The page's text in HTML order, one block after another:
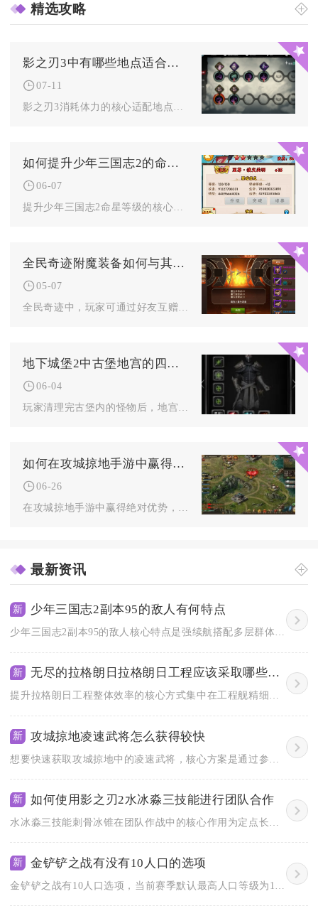
精选攻略
影之刃3中有哪些地点适合消耗体力
07-11
如何提升少年三国志2的命星等级
06-07
全民奇迹附魔装备如何与其他玩家交流分享心得
05-07
地下城堡2中古堡地宫的四个石像在排列时遵循怎样的顺序
06-04
如何在攻城掠地手游中赢得绝对优势
06-26
最新资讯
新 少年三国志2副本95的敌人有何特点
少年三国志2副本95的敌人核心特点是强续航搭配多层群体控制，...
新 无尽的拉格朗日拉格朗日工程应该采取哪些策略来增加
提升拉格朗日工程整体效率的核心方式集中在工程舰精细化培养、采...
新 攻城掠地凌速武将怎么获得较快
新 如何使用影之刃2水冰淼三技能进行团队合作
新 金铲铲之战有没有10人口的选项